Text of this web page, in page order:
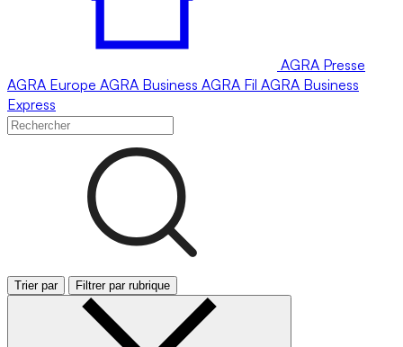
AGRA Presse
AGRA Europe AGRA Business AGRA Fil AGRA Business
Express
Trier par Filtrer par rubrique